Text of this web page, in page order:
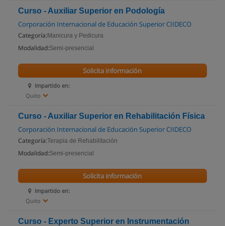
Curso - Auxiliar Superior en Podología
Corporación Internacional de Educación Superior CIIDECO
Categoría: Manicura y Pedicura
Modalidad:Semi-presencial
Impartido en:
Quito
Solicita información
Curso - Auxiliar Superior en Rehabilitación Física
Corporación Internacional de Educación Superior CIIDECO
Categoría:Terapia de Rehabilitación
Modalidad:Semi-presencial
Impartido en:
Quito
Solicita información
Curso - Experto Superior en Instrumentación